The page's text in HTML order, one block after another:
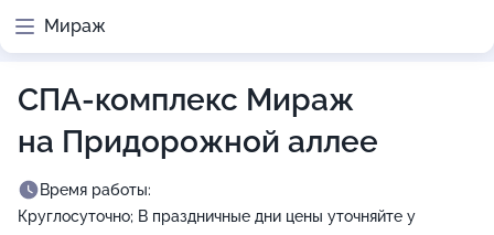
Мираж
СПА-комплекс Мираж
на Придорожной аллее
Время работы:
Круглосуточно; В праздничные дни цены уточняйте у